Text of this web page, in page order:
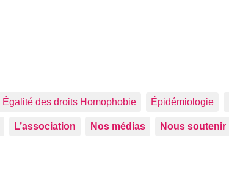
Égalité des droits Homophobie Épidémiologie
L’association Nos médias Nous soutenir